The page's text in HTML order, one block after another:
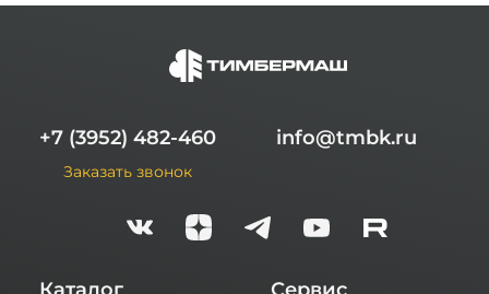
+7 (3952) 482-460
Заказать звонок
info@tmbk.ru